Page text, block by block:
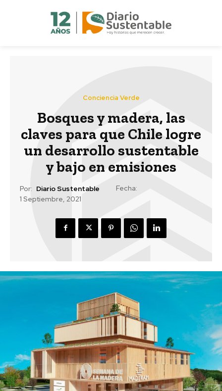
Conciencia Verde
Bosques y madera, las
claves para que Chile logre
un desarrollo sustentable
y bajo en emisiones
Por: Diario Sustentable
Fecha:
1 Septiembre, 2021